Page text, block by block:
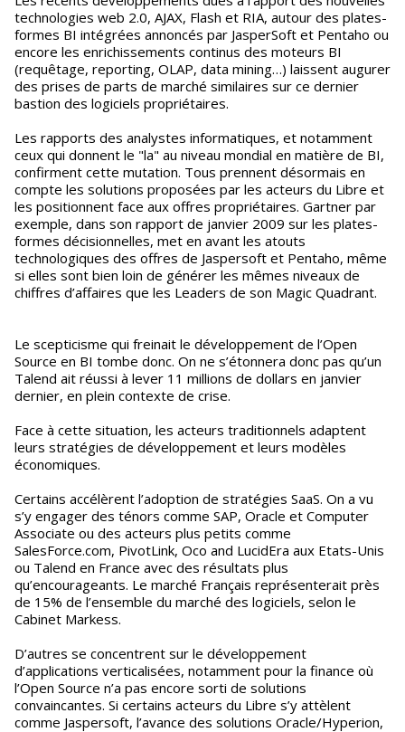
technologies web 2.0, AJAX, Flash et RIA, autour des plates-
formes BI intégrées annoncés par JasperSoft et Pentaho ou
encore les enrichissements continus des moteurs BI
(requêtage, reporting, OLAP, data mining…) laissent augurer
des prises de parts de marché similaires sur ce dernier
bastion des logiciels propriétaires.
Les rapports des analystes informatiques, et notamment
ceux qui donnent le "la" au niveau mondial en matière de BI,
confirment cette mutation. Tous prennent désormais en
compte les solutions proposées par les acteurs du Libre et
les positionnent face aux offres propriétaires. Gartner par
exemple, dans son rapport de janvier 2009 sur les plates-
formes décisionnelles, met en avant les atouts
technologiques des offres de Jaspersoft et Pentaho, même
si elles sont bien loin de générer les mêmes niveaux de
chiffres d’affaires que les Leaders de son Magic Quadrant.
Le scepticisme qui freinait le développement de l’Open
Source en BI tombe donc. On ne s’étonnera donc pas qu’un
Talend ait réussi à lever 11 millions de dollars en janvier
dernier, en plein contexte de crise.
Face à cette situation, les acteurs traditionnels adaptent
leurs stratégies de développement et leurs modèles
économiques.
Certains accélèrent l’adoption de stratégies SaaS. On a vu
s’y engager des ténors comme SAP, Oracle et Computer
Associate ou des acteurs plus petits comme
SalesForce.com, PivotLink, Oco and LucidEra aux Etats-Unis
ou Talend en France avec des résultats plus
qu’encourageants. Le marché Français représenterait près
de 15% de l’ensemble du marché des logiciels, selon le
Cabinet Markess.
D’autres se concentrent sur le développement
d’applications verticalisées, notamment pour la finance où
l’Open Source n’a pas encore sorti de solutions
convaincantes. Si certains acteurs du Libre s’y attèlent
comme Jaspersoft, l’avance des solutions Oracle/Hyperion,